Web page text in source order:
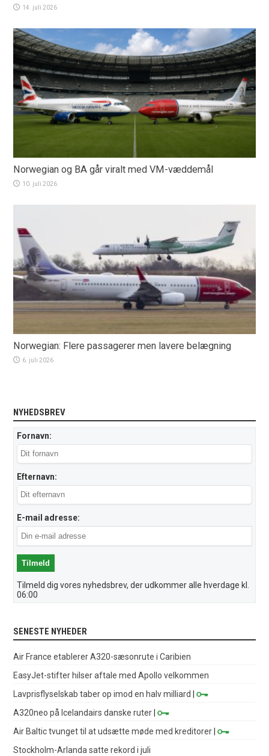
14. juli 2026
Norwegian og BA går viralt med VM-væddemål
10. juli 2026
Norwegian: Flere passagerer men lavere belægning
6. juli 2026
NYHEDSBREV
Fornavn:
Efternavn:
E-mail adresse:
Tilmeld dig vores nyhedsbrev, der udkommer alle hverdage kl.
06:00
SENESTE NYHEDER
Air France etablerer A320-sæsonrute i Caribien
EasyJet-stifter hilser aftale med Apollo velkommen
Lavprisflyselskab taber op imod en halv milliard
|
A320neo på Icelandairs danske ruter |
Air Baltic tvunget til at udsætte møde med kreditorer |
Stockholm-Arlanda satte rekord i juli